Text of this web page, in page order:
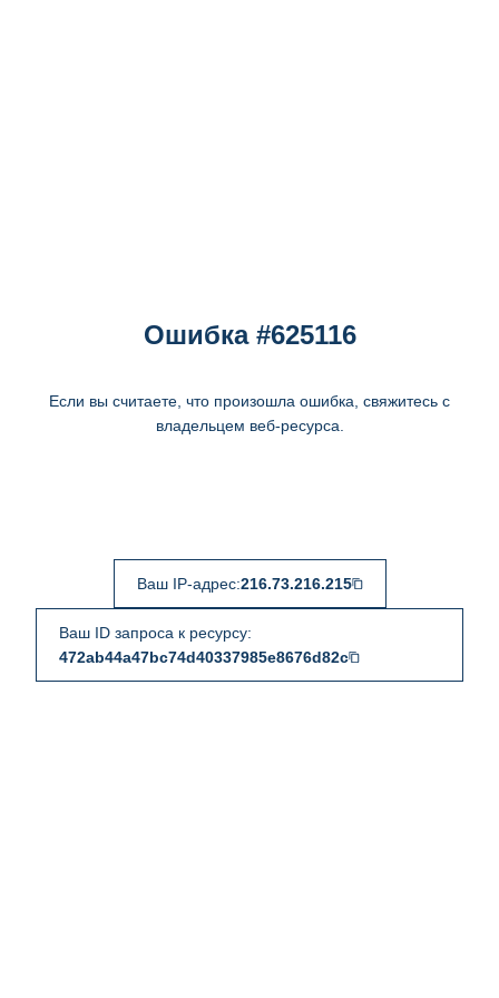
Ошибка #625116
Если вы считаете, что произошла ошибка, свяжитесь с
владельцем веб-ресурса.
Ваш IP-адрес:216.73.216.215
Ваш ID запроса к ресурсу:
472ab44a47bc74d40337985e8676d82c